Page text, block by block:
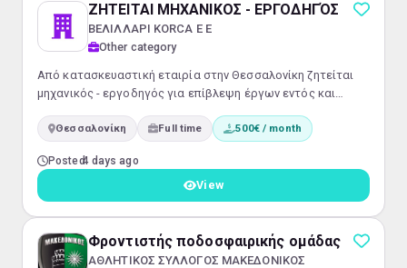
ΖΗΤΕΙΤΑΙ ΜΗΧΑΝΙΚΟΣ - ΕΡΓΟΔΗΓΌΣ
ΒΕΛΙΛΛΑΡΙ KORCA Ε Ε
Other category
Από κατασκευαστική εταιρία στην Θεσσαλονίκη ζητείται
μηχανικός - εργοδηγός για επίβλεψη έργων εντός και
Θεσσαλονίκη Full time 500€ / month
Posted4 days ago
View
Φροντιστής ποδοσφαιρικής ομάδας
ΑΘΛΗΤΙΚΟΣ ΣΥΛΛΟΓΟΣ ΜΑΚΕΔΟΝΙΚΟΣ